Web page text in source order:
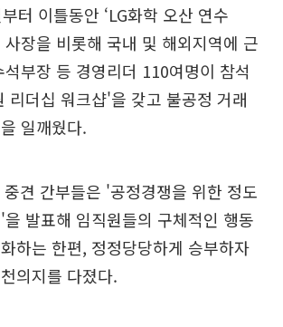
터 이틀동안 ‘LG화학 오산 연수
사장을 비롯해 국내 및 해외지역에 근
부장 등 경영리더 110여명이 참석
리더십 워크샵'을 갖고 불공정 거래
일깨웠다.
견 간부들은 '공정경쟁을 위한 정도
발표해 임직원들의 구체적인 행동
하는 한편, 정정당당하게 승부하자
의지를 다졌다.